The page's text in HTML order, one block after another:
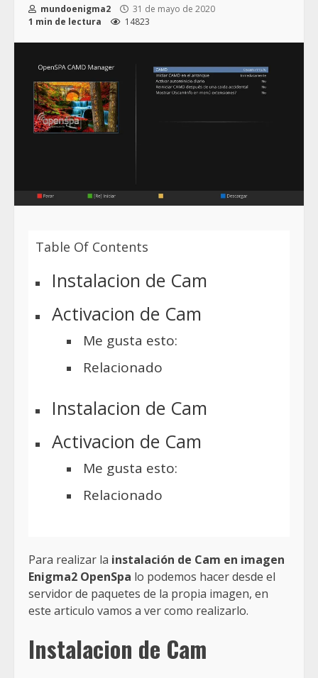
mundoenigma2
31 de mayo de 2020
1 min de lectura
14823
Table Of Contents
Instalacion de Cam
Activacion de Cam
Me gusta esto:
Relacionado
Instalacion de Cam
Activacion de Cam
Me gusta esto:
Relacionado
Para realizar la instalación de Cam en imagen
Enigma2 OpenSpa lo podemos hacer desde el
servidor de paquetes de la propia imagen, en
este articulo vamos a ver como realizarlo.
Instalacion de Cam